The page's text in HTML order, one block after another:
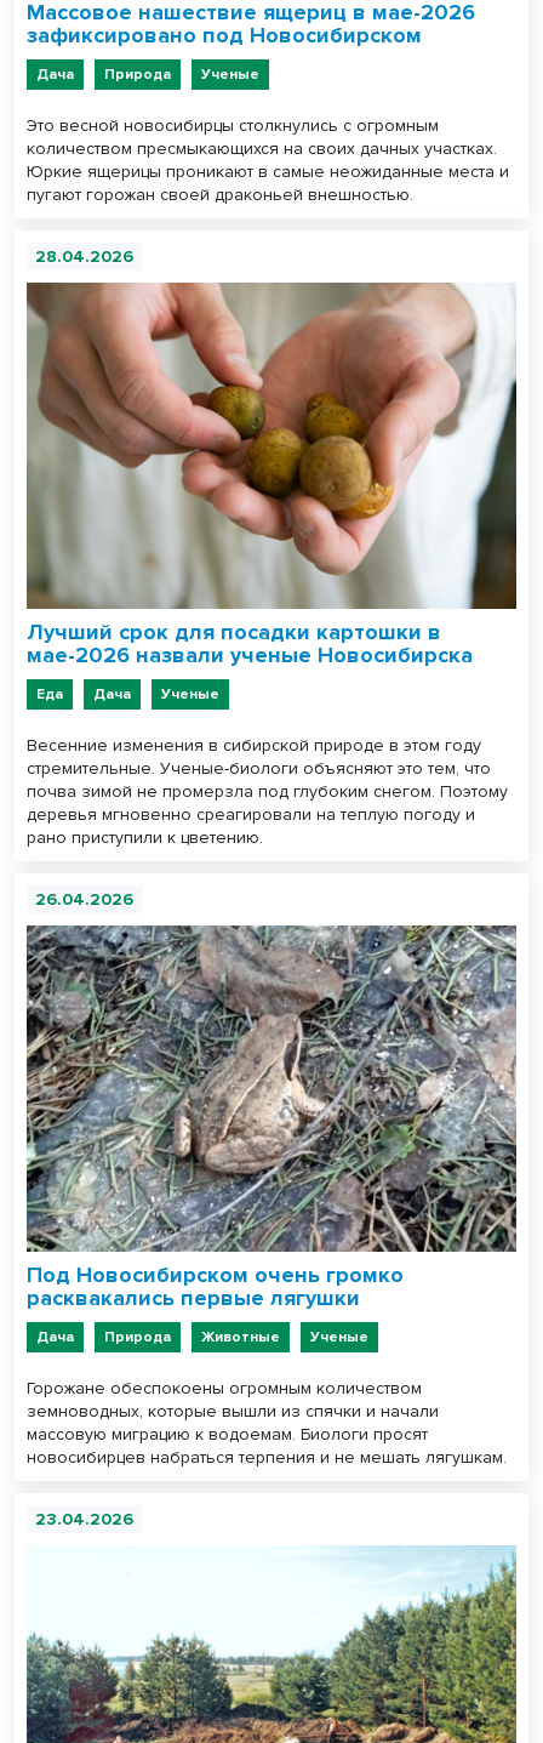
Массовое нашествие ящериц в мае-2026
зафиксировано под Новосибирском
Дача Природа Ученые
Это весной новосибирцы столкнулись с огромным
количеством пресмыкающихся на своих дачных участках.
Юркие ящерицы проникают в самые неожиданные места и
пугают горожан своей драконьей внешностью.
28.04.2026
Лучший срок для посадки картошки в
мае-2026 назвали ученые Новосибирска
Еда Дача Ученые
Весенние изменения в сибирской природе в этом году
стремительные. Ученые-биологи объясняют это тем, что
почва зимой не промерзла под глубоким снегом. Поэтому
деревья мгновенно среагировали на теплую погоду и
рано приступили к цветению.
26.04.2026
Под Новосибирском очень громко
расквакались первые лягушки
Дача Природа Животные Ученые
Горожане обеспокоены огромным количеством
земноводных, которые вышли из спячки и начали
массовую миграцию к водоемам. Биологи просят
новосибирцев набраться терпения и не мешать лягушкам.
23.04.2026